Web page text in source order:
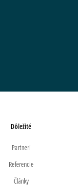
Dôležité
Partneri
Referencie
Články